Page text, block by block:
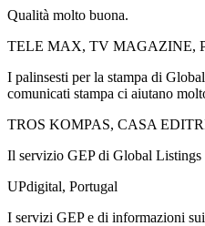
Qualità molto buona.
TELE MAX, TV MAGAZINE,
I palinsesti per la stampa di
comunicati stampa ci aiutano
TROS KOMPAS, CASA
Il servizio GEP di Global Listings
UPdigital, Portugal
I servizi GEP e di informazioni